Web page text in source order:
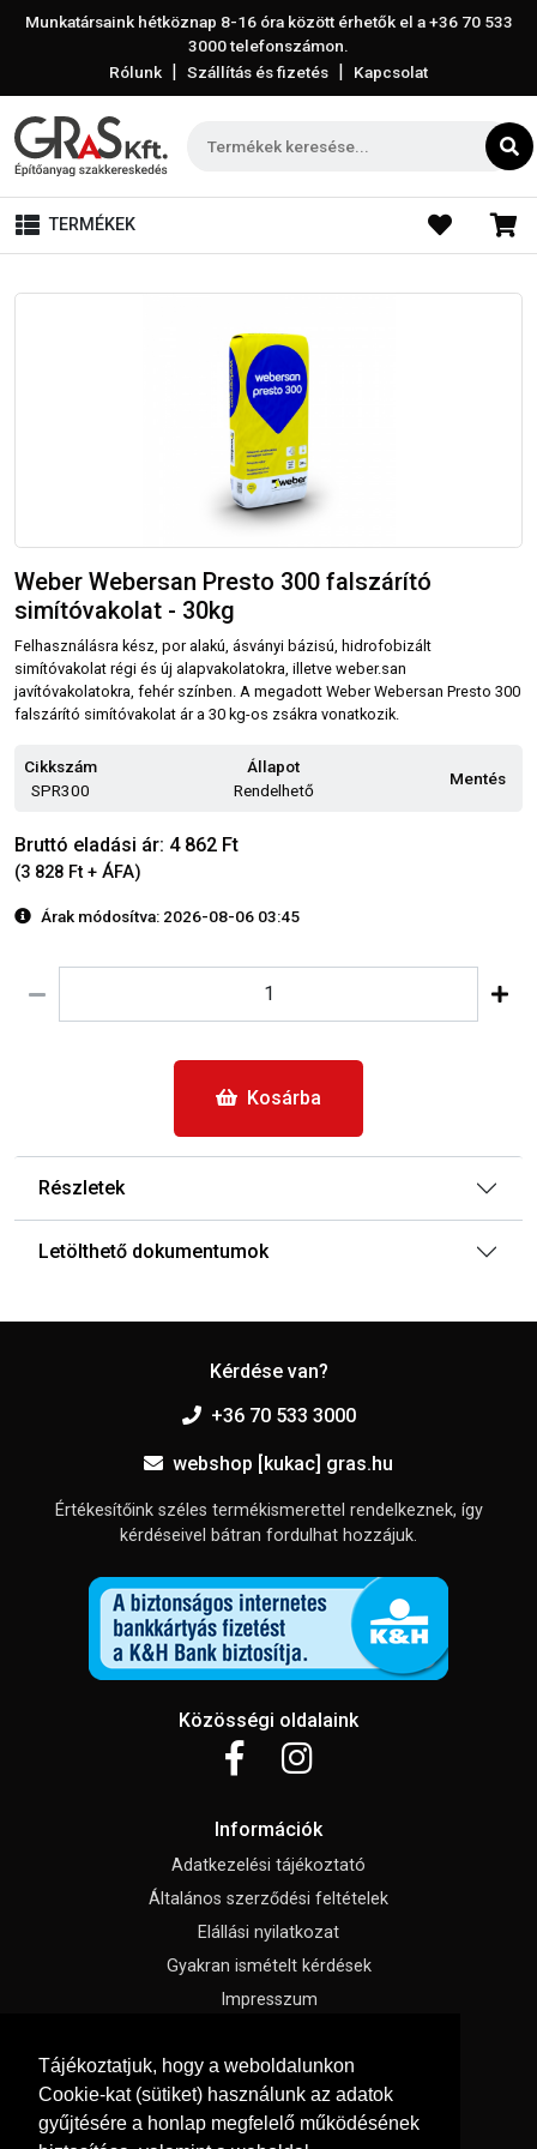
Tájékoztatjuk, hogy a weboldalunkon
Cookie-kat (sütiket) használunk az adatok
gyűjtésére a honlap megfelelő működésének
Munkatársaink hétköznap 8-16 óra között érhetők el a+36 70 533
3000telefonszámon.
Rólunk | Szállítás és fizetés | Kapcsolat
TERMÉKEK
Weber Webersan Presto 300 falszárító
simítóvakolat - 30kg
Felhasználásra kész, por alakú, ásványi bázisú, hidrofobizált
simítóvakolat régi és új alapvakolatokra, illetve weber.san
javítóvakolatokra, fehér színben. A megadott Weber Webersan Presto 300
falszárító simítóvakolat ár a 30 kg-os zsákra vonatkozik.
Cikkszám
SPR300
Állapot
Rendelhető
Mentés
Bruttó eladási ár: 4 862 Ft
(3 828 Ft + ÁFA)
Árak módosítva: 2026-08-06 03:45
Kosárba
Részletek
Letölthető dokumentumok
Kérdése van?
+36 70 533 3000
webshop [kukac] gras.hu
Értékesítőink széles termékismerettel rendelkeznek, így
kérdéseivel bátran fordulhat hozzájuk.
Közösségi oldalaink
Információk
Adatkezelési tájékoztató
Általános szerződési feltételek
Elállási nyilatkozat
Gyakran ismételt kérdések
Impresszum
Menü
Hírek, cikkek